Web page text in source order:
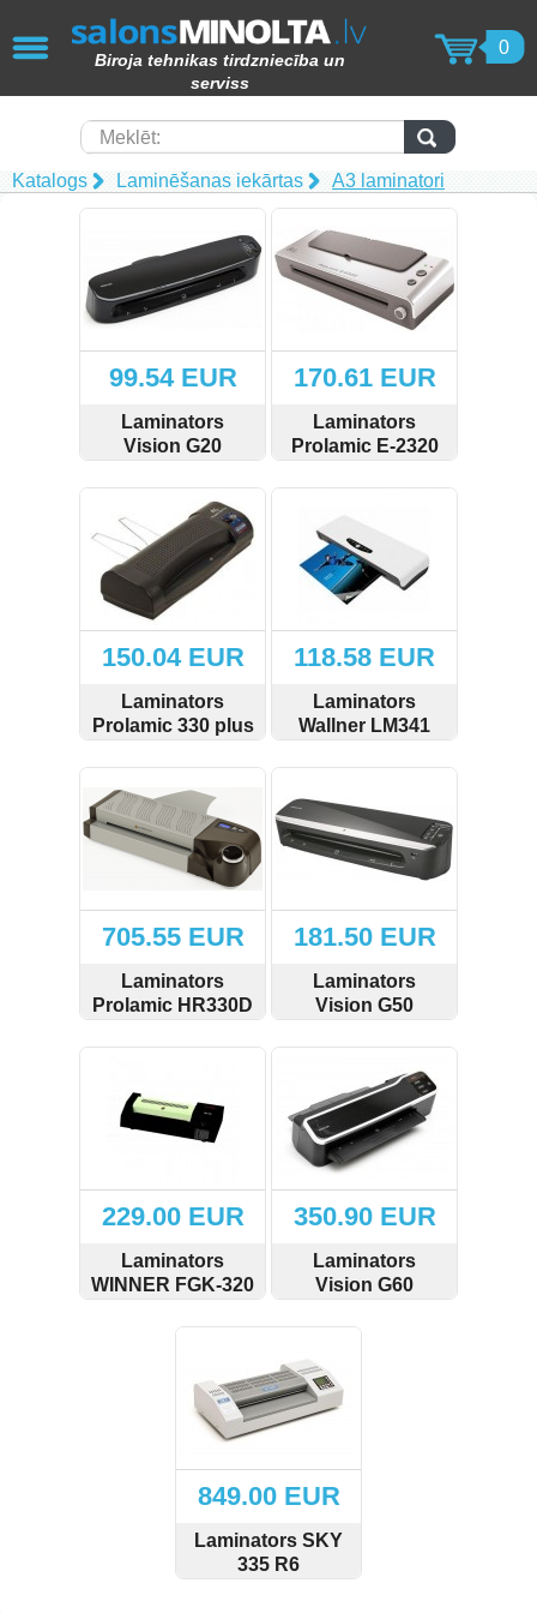
Biroja tehnikas tirdzniecība un
serviss
0
Meklēt:
Katalogs Laminēšanas iekārtas A3 laminatori
99.54 EUR
Laminators
Vision G20
SKATĪT PIRKT
170.61 EUR
Laminators
Prolamic E-2320
SKATĪT PIRKT
150.04 EUR
Laminators
Prolamic 330 plus
SKATĪT PIRKT
118.58 EUR
Laminators
Wallner LM341
SKATĪT PIRKT
705.55 EUR
Laminators
Prolamic HR330D
SKATĪT PIRKT
181.50 EUR
Laminators
Vision G50
SKATĪT PIRKT
229.00 EUR
Laminators
WINNER FGK-320
PIRKT
350.90 EUR
Laminators
Vision G60
SKATĪT
849.00 EUR
Laminators SKY
335 R6
AIZVĒRT
KOPĒTĀJI / PRINTERI / SKENERI
(49)
Papīra smalcinātāji (62)
Laminēšanas iekārtas (15)
Iesiešanas tehnika (17)
Toneri (102)
Tāfeles (69)
Papīra produkcija (82)
Laminēšanas kabatiņas (15)
Izejmateriāli iesiešanai (6)
Giljotīnas (6)
Ekrāni (2)
Biroja preces (1)
Fotorāmji (4)
Pulksteņi (5)
Aizsarglīdzekļi (3)
Grīdas nosegpaklāji (3)
Ziemassvētku preces (14)